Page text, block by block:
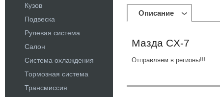
Кузов
Подвеска
Рулевая система
Салон
Система охлаждения
Тормозная система
Трансмиссия
Описание
Мазда CX-7
Отправляем в регионы!!!